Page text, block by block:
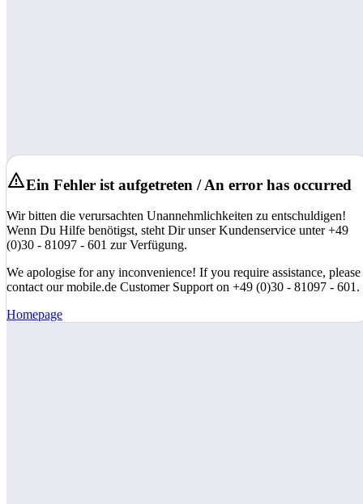
Ein Fehler ist aufgetreten / An error has occurred
Wir bitten die verursachten Unannehmlichkeiten zu entschuldigen!
Wenn Du Hilfe benötigst, steht Dir unser Kundenservice unter +49
(0)30 - 81097 - 601 zur Verfügung.
We apologise for any inconvenience! If you require assistance, please
contact our mobile.de Customer Support on +49 (0)30 - 81097 - 601.
Homepage